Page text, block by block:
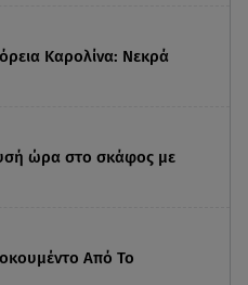
Καρολίνα: Νεκρά
ώρα στο σκάφος με
Από Το